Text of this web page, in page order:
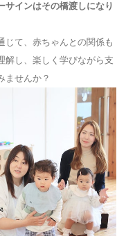
サインはその橋渡しになり
じて、赤ちゃんとの関係も
解し、楽しく学びながら支
ませんか？